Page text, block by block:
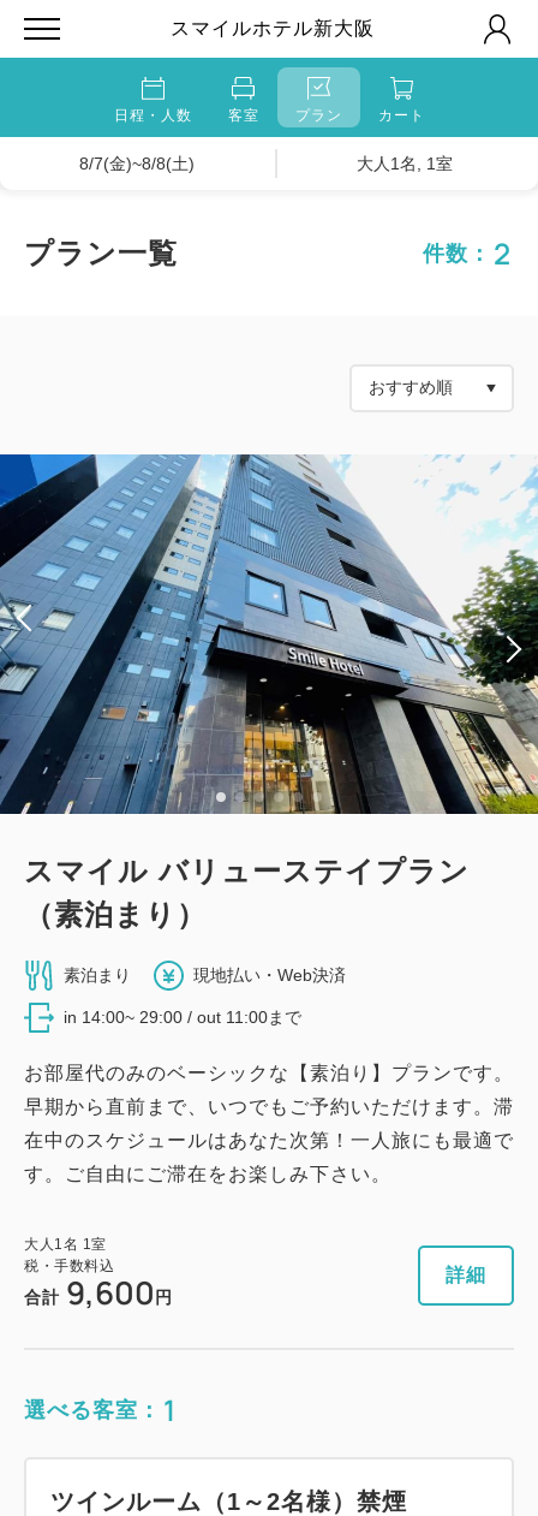
スマイルホテル新大阪
日程・人数 客室 プラン カート
8/7(金)~8/8(土) 大人1名, 1室
プラン一覧 件数： 2
スマイル バリューステイプラン
（素泊まり）
素泊まり 現地払い・Web決済
in 14:00~ 29:00 / out 11:00まで
お部屋代のみのベーシックな【素泊り】プランです。
早期から直前まで、いつでもご予約いただけます。滞
在中のスケジュールはあなた次第！一人旅にも最適で
す。ご自由にご滞在をお楽しみ下さい。
大人 1 名 1 室
税・手数料込
合計 9,600 円
詳細
選べる客室： 1
ツインルーム（1～2名様）禁煙